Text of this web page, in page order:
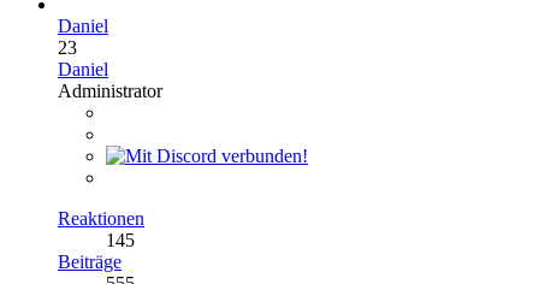
Daniel
23
Daniel
Administrator
Reaktionen
145
Beiträge